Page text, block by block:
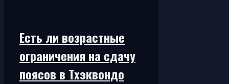
Есть ли возрастные
ограничения на сдачу
поясов в Тхэквондо